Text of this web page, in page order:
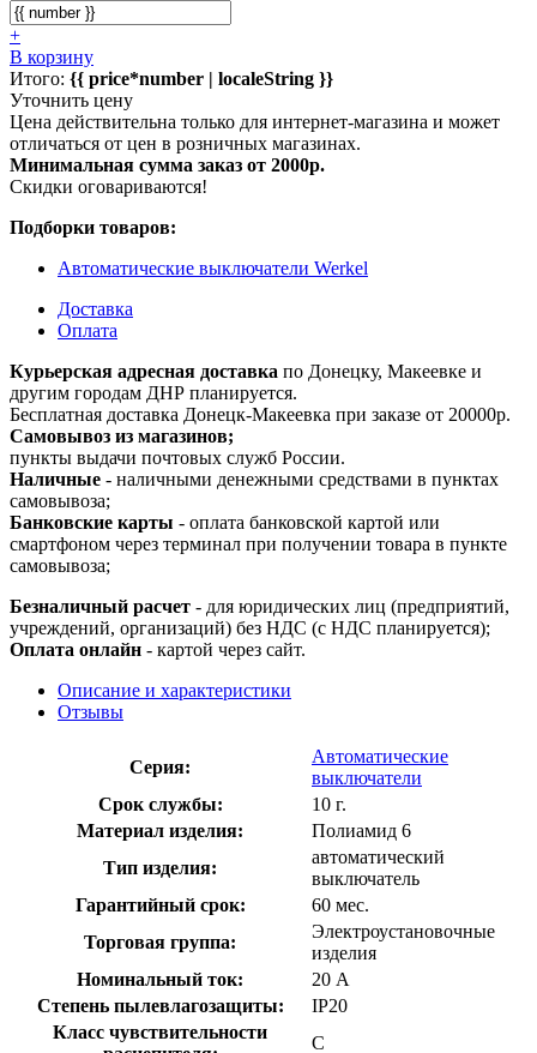
+
В корзину
Итого: {{ price*number | localeString }}
Уточнить цену
Цена действительна только для интернет-магазина и может
отличаться от цен в розничных магазинах.
Минимальная сумма заказ от 2000р.
Скидки оговариваются!
Подборки товаров:
Автоматические выключатели Werkel
Доставка
Оплата
Курьерская адресная доставка по Донецку, Макеевке и
другим городам ДНР планируется.
Бесплатная доставка Донецк-Макеевка при заказе от 20000р.
Самовывоз из магазинов;
пункты выдачи почтовых служб России.
Наличные - наличными денежными средствами в пунктах
самовывоза;
Банковские карты - оплата банковской картой или
смартфоном через терминал при получении товара в пункте
самовывоза;
Безналичный расчет - для юридических лиц (предприятий,
учреждений, организаций) без НДС (с НДС планируется);
Оплата онлайн - картой через сайт.
Описание и характеристики
Отзывы
Серия:
Автоматические
выключатели
Срок службы:
10 г.
Материал изделия:
Полиамид 6
Тип изделия:
автоматический
выключатель
Гарантийный срок:
60 мес.
Торговая группа:
Электроустановочные
изделия
Номинальный ток:
20 А
Степень пылевлагозащиты:
IP20
Класс чувствительности
С